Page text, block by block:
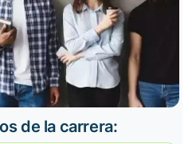
de la carrera: